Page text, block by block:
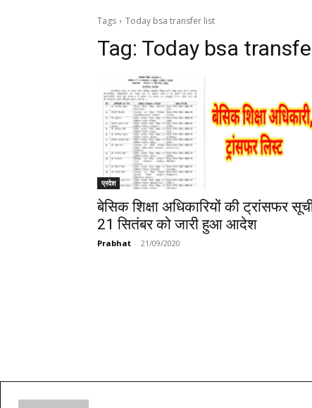
Tags Today bsa transfer list
Tag: Today bsa
प्रदेश
बेसिक शिक्षा अधिकारियों की ट्रांसफर
21 सितंबर को जारी हुआ आदेश
Prabhat - 21/09/2020